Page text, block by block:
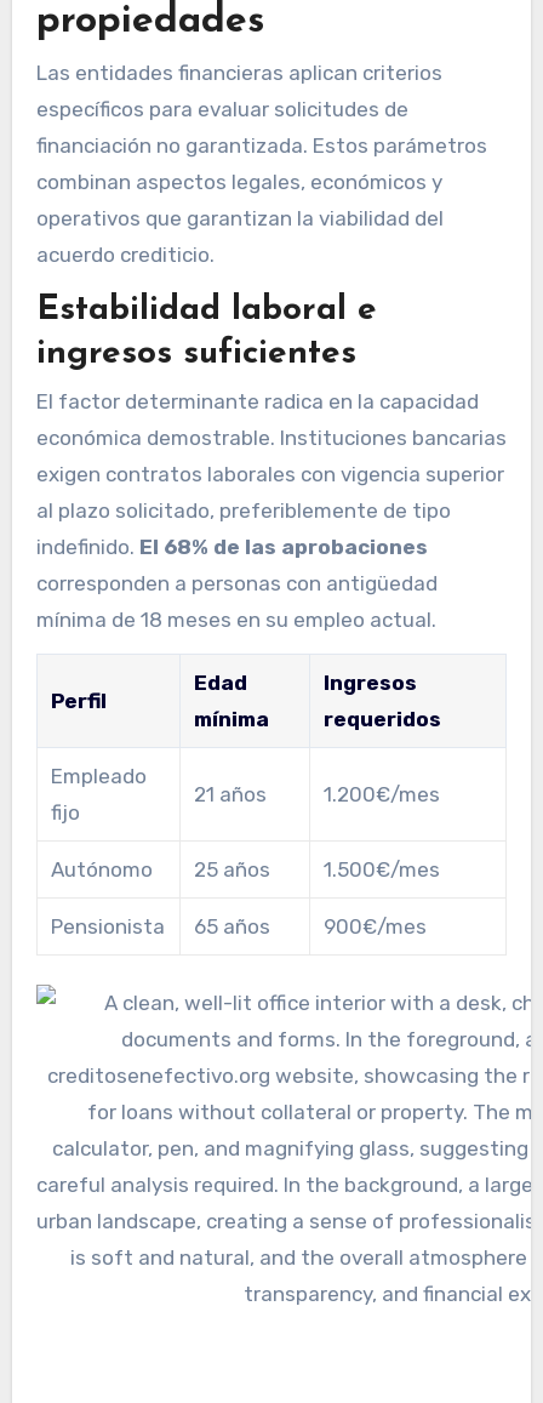
propiedades
Las entidades financieras aplican criterios
específicos para evaluar solicitudes de
financiación no garantizada. Estos parámetros
combinan aspectos legales, económicos y
operativos que garantizan la viabilidad del
acuerdo crediticio.
Estabilidad laboral e
ingresos suficientes
El factor determinante radica en la capacidad
económica demostrable. Instituciones bancarias
exigen contratos laborales con vigencia superior
al plazo solicitado, preferiblemente de tipo
indefinido. El 68% de las aprobaciones
corresponden a personas con antigüedad
mínima de 18 meses en su empleo actual.
Perfil
Edad
mínima
Ingresos
requeridos
Empleado
fijo
21 años 1.200€/mes
Autónomo 25 años 1.500€/mes
Pensionista 65 años 900€/mes